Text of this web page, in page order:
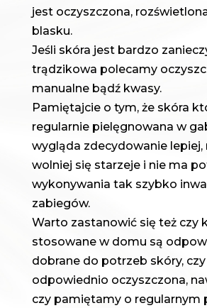
jest oczyszczona,
blasku.
Jeśli skóra jest bardzo
trądzikowa polecamy
manualne bądź kwasy.
Pamiętajcie o tym, że skóra
regularnie pielęgnowana w
wygląda zdecydowanie lepiej,
wolniej się starzeje i nie ma
wykonywania tak szybko
zabiegów.
Warto zastanowić się też czy
stosowane w domu są
dobrane do potrzeb skóry,
odpowiednio oczyszczona,
czy pamiętamy o regularnym